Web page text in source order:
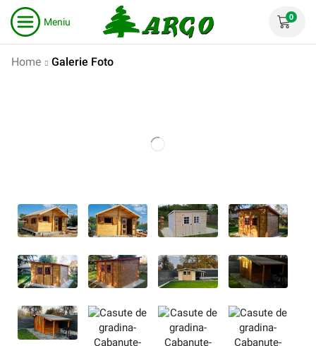
Meniu 0
Home Galerie Foto